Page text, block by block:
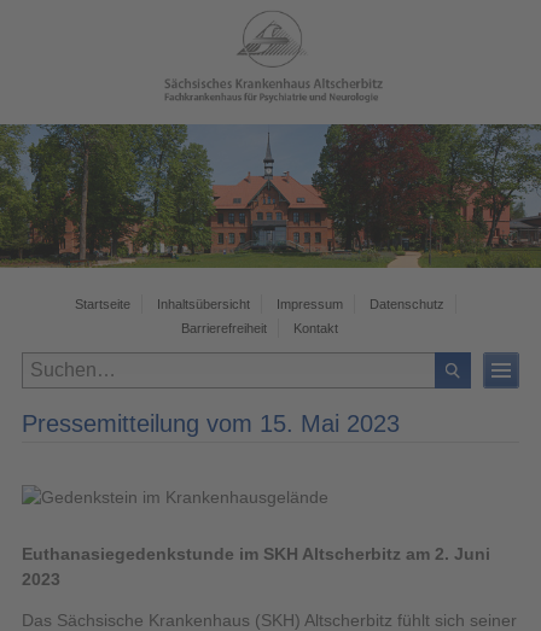
Startseite Inhaltsübersicht Impressum
Datenschutz
Barrierefreiheit
Kontakt
Pressemitteilung vom 15. Mai 2023
Euthanasiegedenkstunde im SKH Altscherbitz am 2. Juni
2023
Das Sächsische Krankenhaus (SKH) Altscherbitz fühlt sich seiner